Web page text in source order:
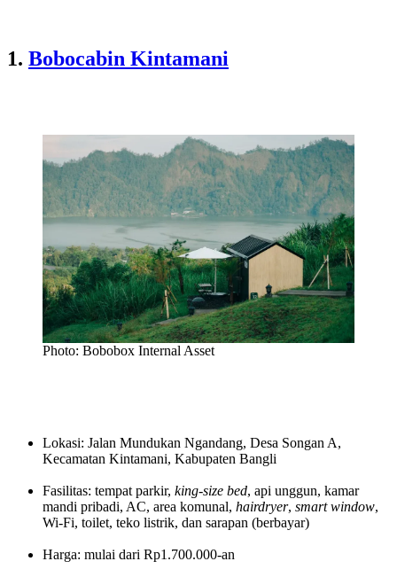
1. Bobocabin Kintamani
Photo: Bobobox Internal Asset
Lokasi: Jalan Mundukan Ngandang, Desa Songan A,
Kecamatan Kintamani, Kabupaten Bangli
Fasilitas: tempat parkir, king-size bed, api unggun, kamar
mandi pribadi, AC, area komunal, hairdryer, smart window,
Wi-Fi, toilet, teko listrik, dan sarapan (berbayar)
Harga: mulai dari Rp1.700.000-an